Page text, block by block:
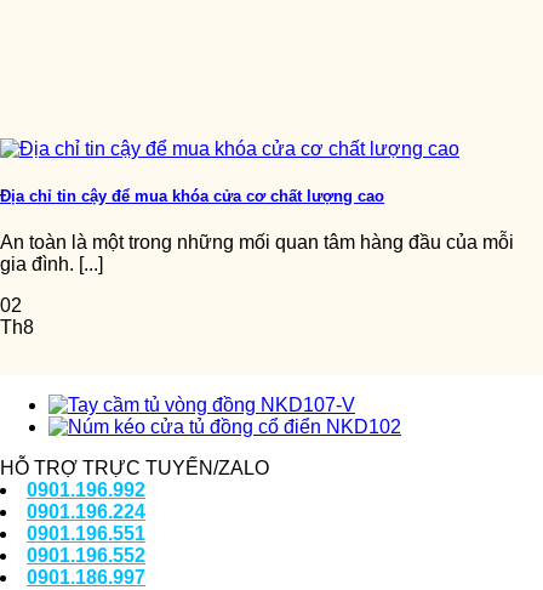
Địa chỉ tin cậy để mua khóa cửa cơ chất lượng cao
An toàn là một trong những mối quan tâm hàng đầu của mỗi
gia đình. [...]
02
Th8
HỖ TRỢ TRỰC TUYẾN/ZALO
0901.196.992
0901.196.224
0901.196.551
0901.196.552
0901.186.997